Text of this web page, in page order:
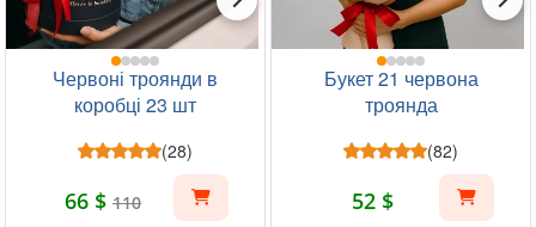
Червоні троянди в
коробці 23 шт
(28)
66 $ 110
Букет 21 червона
троянда
(82)
52 $